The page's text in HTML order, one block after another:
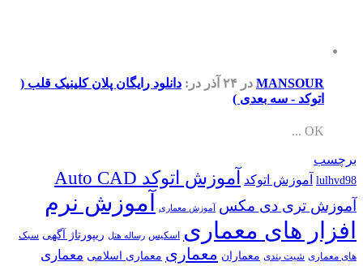
MANSOUR در ۲۴ آذر در: دانلود رایگان پلان کلینیک قلب (
اتوکد - سه بعدی )
OK ...
برچسب
lulhvd98 آموزش اتوکد آموزش اتوکد Auto CAD
آموزش تری دی مکس آموزش معماری
آموزش نرم
افزار های معماری اسکیس رساله هتل ریپورتاژ آگهی سبک
های معماری شیت بندی معماران معماری معماری اسلامی معماری